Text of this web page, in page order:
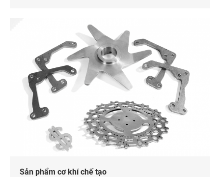
Sản phẩm cơ khí chế tạo